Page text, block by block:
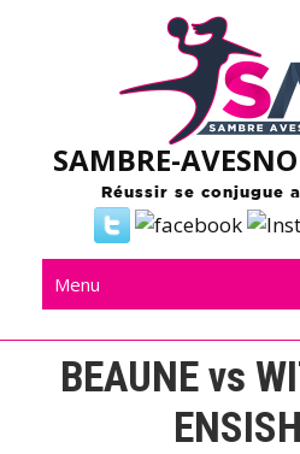
SAMBRE-
Réussir se conjugue
Menu
BEAUNE vs